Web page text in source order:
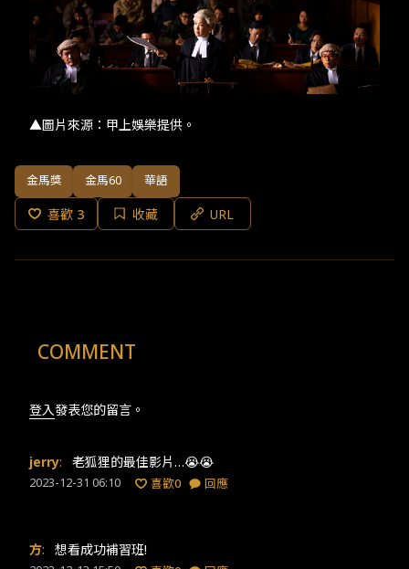
▲圖片來源：甲上娛樂提供。
金馬獎 金馬60 華語
喜歡 3 收藏 URL
COMMENT
登入發表您的留言。
jerry: 老狐狸的最佳影片…😭😭
2023-12-31 06:10 喜歡0 回應
方: 想看成功補習班!